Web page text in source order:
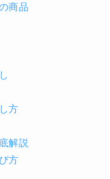
商品
方
解説
方